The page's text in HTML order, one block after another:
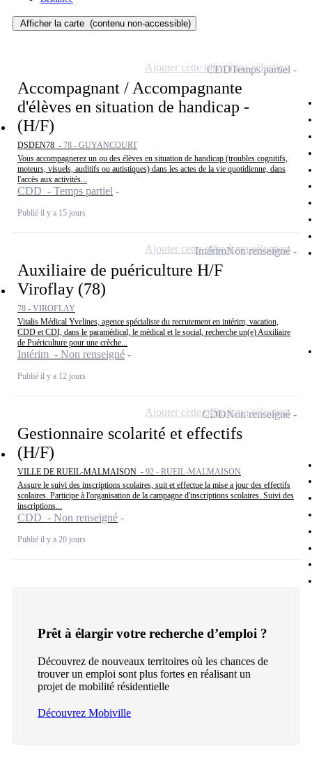
Afficher la carte (contenu non-accessible)
Accompagnant / Accompagnante
d'élèves en situation de handicap -
(H/F)
DSDEN78 - 78 - GUYANCOURT
Vous accompagnerez un ou des élèves en situation de handicap (troubles cognitifs,
moteurs, visuels, auditifs ou autistiques) dans les actes de la vie quotidienne, dans
l'accès aux activités...
CDD - Temps partiel
Publié il y a 15 jours
CDDTemps partiel
Ajouter cette offre à ma sélection
Auxiliaire de puériculture H/F
Viroflay (78)
78 - VIROFLAY
Vitalis Médical Yvelines, agence spécialiste du recrutement en intérim, vacation,
CDD et CDI, dans le paramédical, le médical et le social, recherche un(e) Auxiliaire
de Puériculture pour une crèche...
Intérim - Non renseigné
Publié il y a 12 jours
IntérimNon renseigné
Ajouter cette offre à ma sélection
Gestionnaire scolarité et effectifs
(H/F)
VILLE DE RUEIL-MALMAISON - 92 - RUEIL-MALMAISON
Assure le suivi des inscriptions scolaires, suit et effectue la mise a jour des effectifs
scolaires. Participe à l'organisation de la campagne d'inscriptions scolaires. Suivi des
inscriptions...
CDD - Non renseigné
Publié il y a 20 jours
CDDNon renseigné
Ajouter cette offre à ma sélection
Prêt à élargir votre recherche d’emploi ?
Découvrez de nouveaux territoires où les chances de
trouver un emploi sont plus fortes en réalisant un
projet de mobilité résidentielle
Découvrez Mobiville